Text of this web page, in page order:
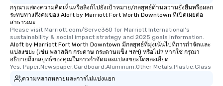
กรุณาแสดงความคิดเห็นหรือลิงก์ไปยังเป้าหมาย/กลยุทธ์ด้านความยั่งยืนหรือผลก
ระทบทางสังคมของ Aloft by Marriott Fort Worth Downtown ที่เปิดเผยต่อ
สาธารณะ
Please visit Marriott.com/Serve360 for Marriott International's
sustainability & social impact strategy and 2025 goals information.
Aloft by Marriott Fort Worth Downtown มีกลยุทธ์ที่มุ่งเน้นไปที่การกำจัดและ
แปลงขยะ (เช่น พลาสติก กระดาษ กระดาษแข็ง ฯลฯ) หรือไม่? หากใช่ กรุณา
อธิบายถึงกลยุทธ์ของคุณในการกำจัดและแปลงขยะโดยละเอียด
Yes, Paper,Newspaper,Cardboard,Aluminum,Other Metals,Plastic,Glass
ความหลากหลายและการไม่แบ่งแยก